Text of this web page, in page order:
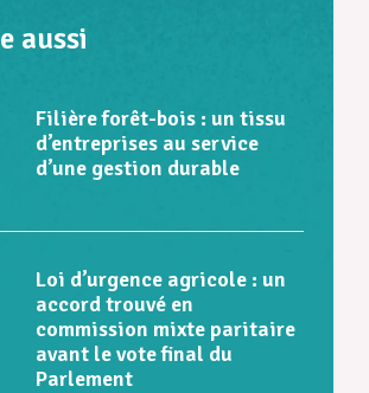
aussi
Filière forêt-bois : un tissu
d’entreprises au service
d’une gestion durable
Loi d’urgence agricole : un
accord trouvé en
commission mixte paritaire
avant le vote final du
Parlement